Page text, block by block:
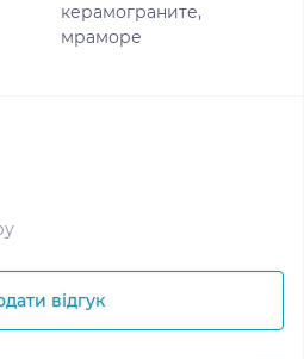
керамограните,
мраморе
відгук